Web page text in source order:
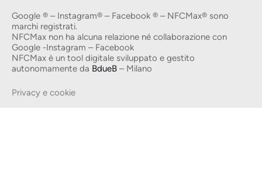
Google ® – Instagram® – Facebook ® – NFCMax® sono
marchi registrati.
NFCMax non ha alcuna relazione né collaborazione con
Google -Instagram – Facebook
NFCMax è un tool digitale sviluppato e gestito
autonomamente da BdueB – Milano
Privacy e cookie